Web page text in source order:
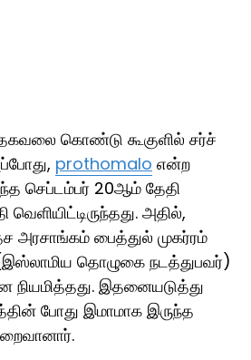
கொண்டு கூகுளில் சர்ச்
prothomalo என்ற
செப்டம்பர் 20ஆம் தேதி
அதில்,
பைத்துல் முகர்ரம்
தொழுகை நடத்துபவர்)
நியமித்தது. இதனையடுத்து
போது இமாமாக இருந்த